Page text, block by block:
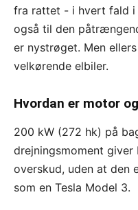
fra rattet - i hvert fald i
også til den
er nystrøget. Men
velkørende elbiler.
Hvordan er motor
200 kW (272 hk) på
drejningsmoment
overskud, uden at den
som en Tesla Model 3.